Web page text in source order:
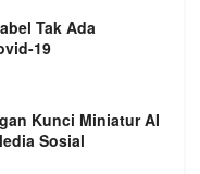
Tak Ada
19
Kunci Miniatur AI
Sosial